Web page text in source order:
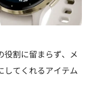
役割に留まらず、メ
してくれるアイテム